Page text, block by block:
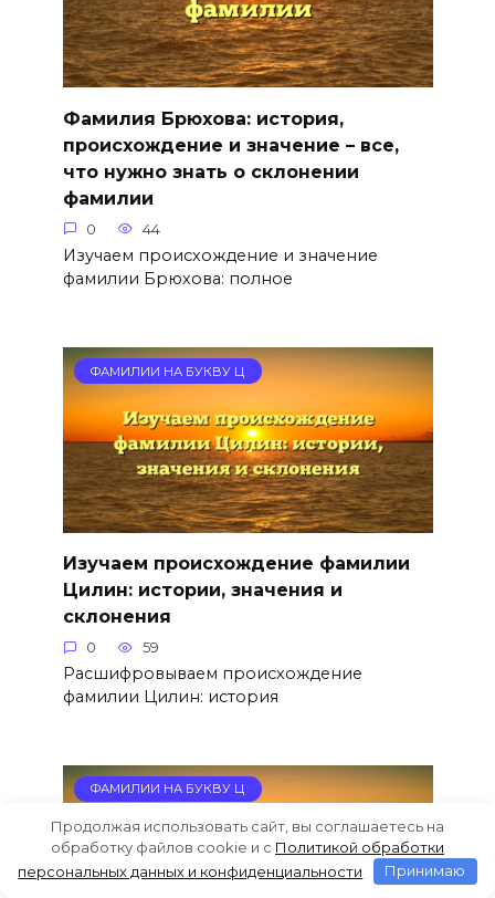
Фамилия Брюхова: история,
происхождение и значение – все,
что нужно знать о склонении
фамилии
0 44
Изучаем происхождение и значение
фамилии Брюхова: полное
ФАМИЛИИ НА БУКВУ Ц
Изучаем происхождение фамилии
Цилин: истории, значения и
склонения
0 59
Расшифровываем происхождение
фамилии Цилин: история
ФАМИЛИИ НА БУКВУ Ц
Продолжая использовать сайт, вы соглашаетесь на
обработку файлов cookie и c Политикой обработки
персональных данных и конфиденциальности
Принимаю